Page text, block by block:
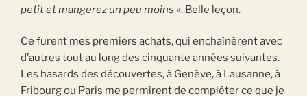
petit et mangerez un peu moins ». Belle leçon.
Ce furent mes premiers achats, qui enchaînèrent avec
d’autres tout au long des cinquante années suivantes.
Les hasards des découvertes, à Genève, à Lausanne, à
Fribourg ou Paris me permirent de compléter ce que je